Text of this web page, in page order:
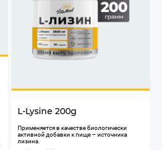
L-Lysine 200g
​Применяется в качестве биологически
активной добавки к пище – источника
лизина.